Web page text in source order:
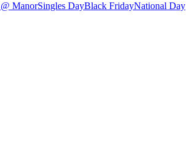
ManorSingles DayBlack FridayNational Day